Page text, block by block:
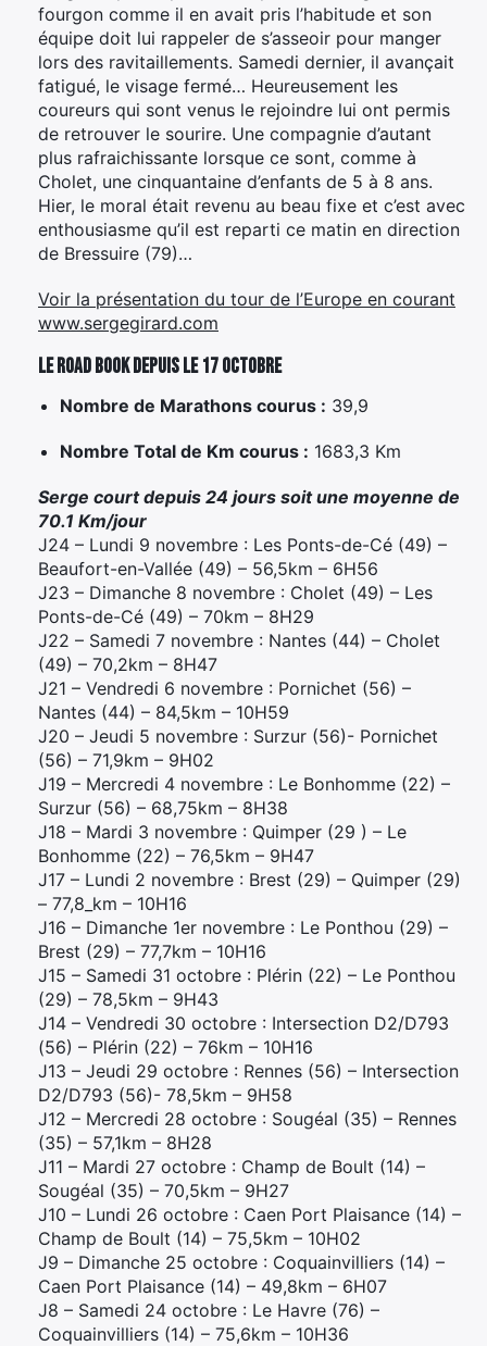
fourgon comme il en avait pris l’habitude et son
équipe doit lui rappeler de s’asseoir pour manger
lors des ravitaillements. Samedi dernier, il avançait
fatigué, le visage fermé… Heureusement les
coureurs qui sont venus le rejoindre lui ont permis
de retrouver le sourire. Une compagnie d’autant
plus rafraichissante lorsque ce sont, comme à
Cholet, une cinquantaine d’enfants de 5 à 8 ans.
Hier, le moral était revenu au beau fixe et c’est avec
enthousiasme qu’il est reparti ce matin en direction
de Bressuire (79)…
Voir la présentation du tour de l’Europe en courant
www.sergegirard.com
Le road book depuis le 17 octobre
Nombre de Marathons courus : 39,9
Nombre Total de Km courus : 1683,3 Km
Serge court depuis 24 jours soit une moyenne de
70.1 Km/jour
J24 – Lundi 9 novembre : Les Ponts-de-Cé (49) –
Beaufort-en-Vallée (49) – 56,5km – 6H56
J23 – Dimanche 8 novembre : Cholet (49) – Les
Ponts-de-Cé (49) – 70km – 8H29
J22 – Samedi 7 novembre : Nantes (44) – Cholet
(49) – 70,2km – 8H47
J21 – Vendredi 6 novembre : Pornichet (56) –
Nantes (44) – 84,5km – 10H59
J20 – Jeudi 5 novembre : Surzur (56)- Pornichet
(56) – 71,9km – 9H02
J19 – Mercredi 4 novembre : Le Bonhomme (22) –
Surzur (56) – 68,75km – 8H38
J18 – Mardi 3 novembre : Quimper (29 ) – Le
Bonhomme (22) – 76,5km – 9H47
J17 – Lundi 2 novembre : Brest (29) – Quimper (29)
– 77,8_km – 10H16
J16 – Dimanche 1er novembre : Le Ponthou (29) –
Brest (29) – 77,7km – 10H16
J15 – Samedi 31 octobre : Plérin (22) – Le Ponthou
(29) – 78,5km – 9H43
J14 – Vendredi 30 octobre : Intersection D2/D793
(56) – Plérin (22) – 76km – 10H16
J13 – Jeudi 29 octobre : Rennes (56) – Intersection
D2/D793 (56)- 78,5km – 9H58
J12 – Mercredi 28 octobre : Sougéal (35) – Rennes
(35) – 57,1km – 8H28
J11 – Mardi 27 octobre : Champ de Boult (14) –
Sougéal (35) – 70,5km – 9H27
J10 – Lundi 26 octobre : Caen Port Plaisance (14) –
Champ de Boult (14) – 75,5km – 10H02
J9 – Dimanche 25 octobre : Coquainvilliers (14) –
Caen Port Plaisance (14) – 49,8km – 6H07
J8 – Samedi 24 octobre : Le Havre (76) –
Coquainvilliers (14) – 75,6km – 10H36